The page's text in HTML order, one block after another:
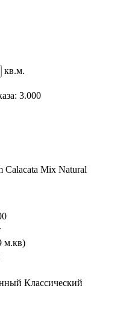
кв.м.
3.000
Calacata Mix Natural
м.кв)
Классический